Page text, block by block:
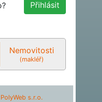
Nemovitosti
(makléř)
PolyWeb s.r.o.